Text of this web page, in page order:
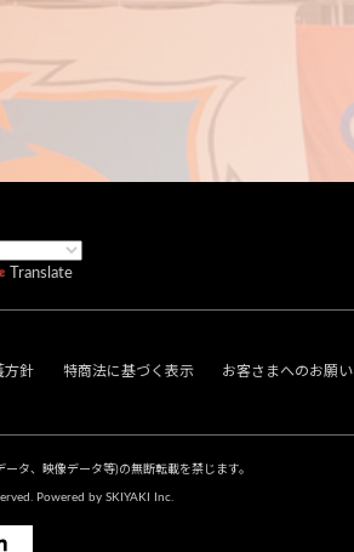
Translate
方針 特商法に基づく表示 お客さまへのお願い
タ、映像データ等)の無断転載を禁じます。
Powered by SKIYAKI Inc.